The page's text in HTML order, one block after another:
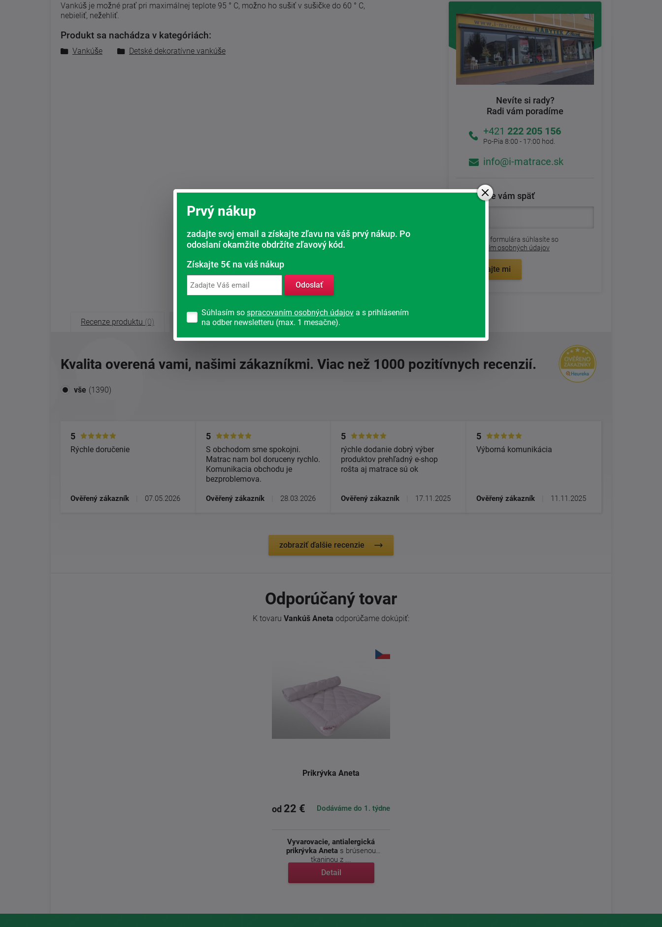
Vankúš je možné prať pri maximálnej teplote 95 ° C, možno ho sušiť v sušičke do 60 ° C,
nebieliť, nežehliť.
Produkt sa nachádza v kategóriách:
Vankúše Detské dekoratívne vankúše
Nevíte si rady?
Radi vám poradíme
+421 222 205 156
Po-Pia 8:00 - 17:00 hod.
info@i-matrace.sk
Zavoláme vám späť
Odoslaním formulára súhlasíte so
spracovaním osobných údajov
Zavolajte mi
Recenze produktu (0) Recenze obchodu(1390)
Kvalita overená vami, našimi zákazníkmi. Viac než 1000 pozitívnych recenzií.
vše (1390)
5
Rýchle doručenie
Ověřený zákazník 07.05.2026
5
S obchodom sme spokojni.
Matrac nam bol doruceny rychlo.
Komunikacia obchodu je
bezproblemova.
Ověřený zákazník 28.03.2026
5
rýchle dodanie dobrý výber
produktov prehľadný e-shop
rošta aj matrace sú ok
Ověřený zákazník 17.11.2025
5
Výborná komunikácia
Ověřený zákazník 11.11.2025
zobraziť ďalšie recenzie
Odporúčaný tovar
K tovaru Vankúš Aneta odporúčame dokúpiť:
Prikrývka Aneta
od 22 € Dodáváme do 1. týdne
Vyvarovacie, antialergická
prikrývka Aneta s brúsenou
tkaninou z ...
Detail
Prvý nákup
zadajte svoj email a získajte zľavu na váš prvý nákup. Po
odoslaní okamžite obdržíte zľavový kód.
Získajte 5€ na váš nákup
Odoslať
Súhlasím so spracovaním osobných údajov a s prihlásením
na odber newsletteru (max. 1 mesačne).